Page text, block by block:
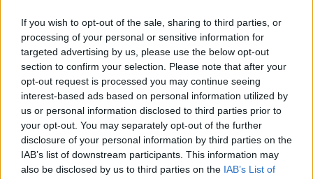
If you wish to opt-out of the sale, sharing to third parties, or
processing of your personal or sensitive information for
targeted advertising by us, please use the below opt-out
section to confirm your selection. Please note that after your
opt-out request is processed you may continue seeing
interest-based ads based on personal information utilized by
us or personal information disclosed to third parties prior to
your opt-out. You may separately opt-out of the further
disclosure of your personal information by third parties on the
IAB’s list of downstream participants. This information may
also be disclosed by us to third parties on the IAB’s List of
ATTIECĪBAS ĢIMENĒ
Iespēja saprast savu pusaudzi – Latvijas lielākajā vecāku
sapulcē runās par jauniešiem aktuālo